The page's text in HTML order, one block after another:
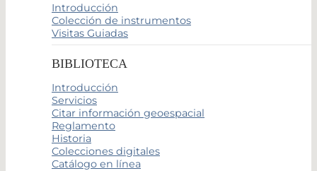
Introducción
Colección de instrumentos
Visitas Guiadas
BIBLIOTECA
Introducción
Servicios
Citar información geoespacial
Reglamento
Historia
Colecciones digitales
Catálogo en línea